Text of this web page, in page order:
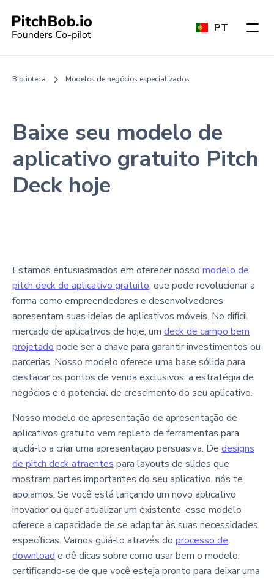
PT
Biblioteca Modelos de negócios especializados
Baixe seu modelo de
aplicativo gratuito Pitch
Deck hoje
Estamos entusiasmados em oferecer nosso modelo de
pitch deck de aplicativo gratuito, que pode revolucionar a
forma como empreendedores e desenvolvedores
apresentam suas ideias de aplicativos móveis. No difícil
mercado de aplicativos de hoje, um deck de campo bem
projetado pode ser a chave para garantir investimentos ou
parcerias. Nosso modelo oferece uma base sólida para
destacar os pontos de venda exclusivos, a estratégia de
negócios e o potencial de crescimento do seu aplicativo.
Nosso modelo de apresentação de apresentação de
aplicativos gratuito vem repleto de ferramentas para
ajudá-lo a criar uma apresentação persuasiva. De designs
de pitch deck atraentes para layouts de slides que
mostram partes importantes do seu aplicativo, nós te
apoiamos. Se você está lançando um novo aplicativo
inovador ou quer atualizar um existente, esse modelo
oferece a capacidade de se adaptar às suas necessidades
específicas. Vamos guiá-lo através do processo de
download e dê dicas sobre como usar bem o modelo,
certificando-se de que você esteja pronto para deixar uma